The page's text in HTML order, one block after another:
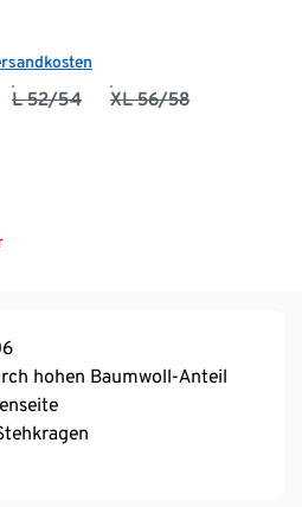
L 52/54 XL 56/58
hohen Baumwoll-Anteil